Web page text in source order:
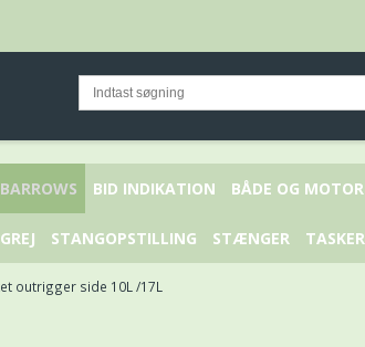
BARROWS BID INDIKATION BÅDE OG MOTOR
STANGOPSTILLING STÆNGER TASKER
outrigger side 10L /17L